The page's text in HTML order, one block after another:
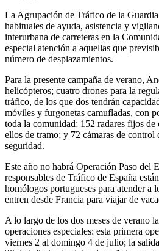
La Agrupación de Tráfico de la
habituales de ayuda, asistencia y
interurbana de carreteras en la
especial atención a aquellas que
número de desplazamientos.
Para la presente campaña de verano,
helicópteros; cuatro drones para la
tráfico, de los que dos tendrán
móviles y furgonetas camufladas, con
toda la comunidad; 152 radares fijos
ellos de tramo; y 72 cámaras de
seguridad.
Este año no habrá Operación Paso del
responsables de Tráfico de España
homólogos portugueses para atender a
entren desde Francia para viajar de
A lo largo de los dos meses de verano
operaciones especiales: esta primera
viernes 2 al domingo 4 de julio; la